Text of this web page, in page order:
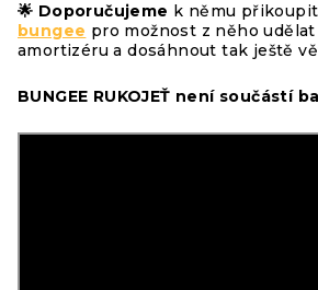
🌟 Doporučujeme k němu
bungee pro možnost z něho
amortizéru a dosáhnout tak ještě
BUNGEE RUKOJEŤ není součástí